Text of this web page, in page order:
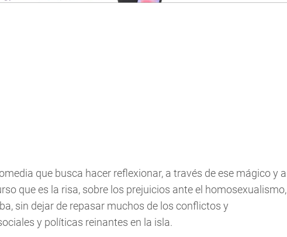
que busca hacer reflexionar, a través de ese mágico y a
que es la risa, sobre los prejuicios ante el homosexualismo,
sin dejar de repasar muchos de los conflictos y
y políticas reinantes en la isla.